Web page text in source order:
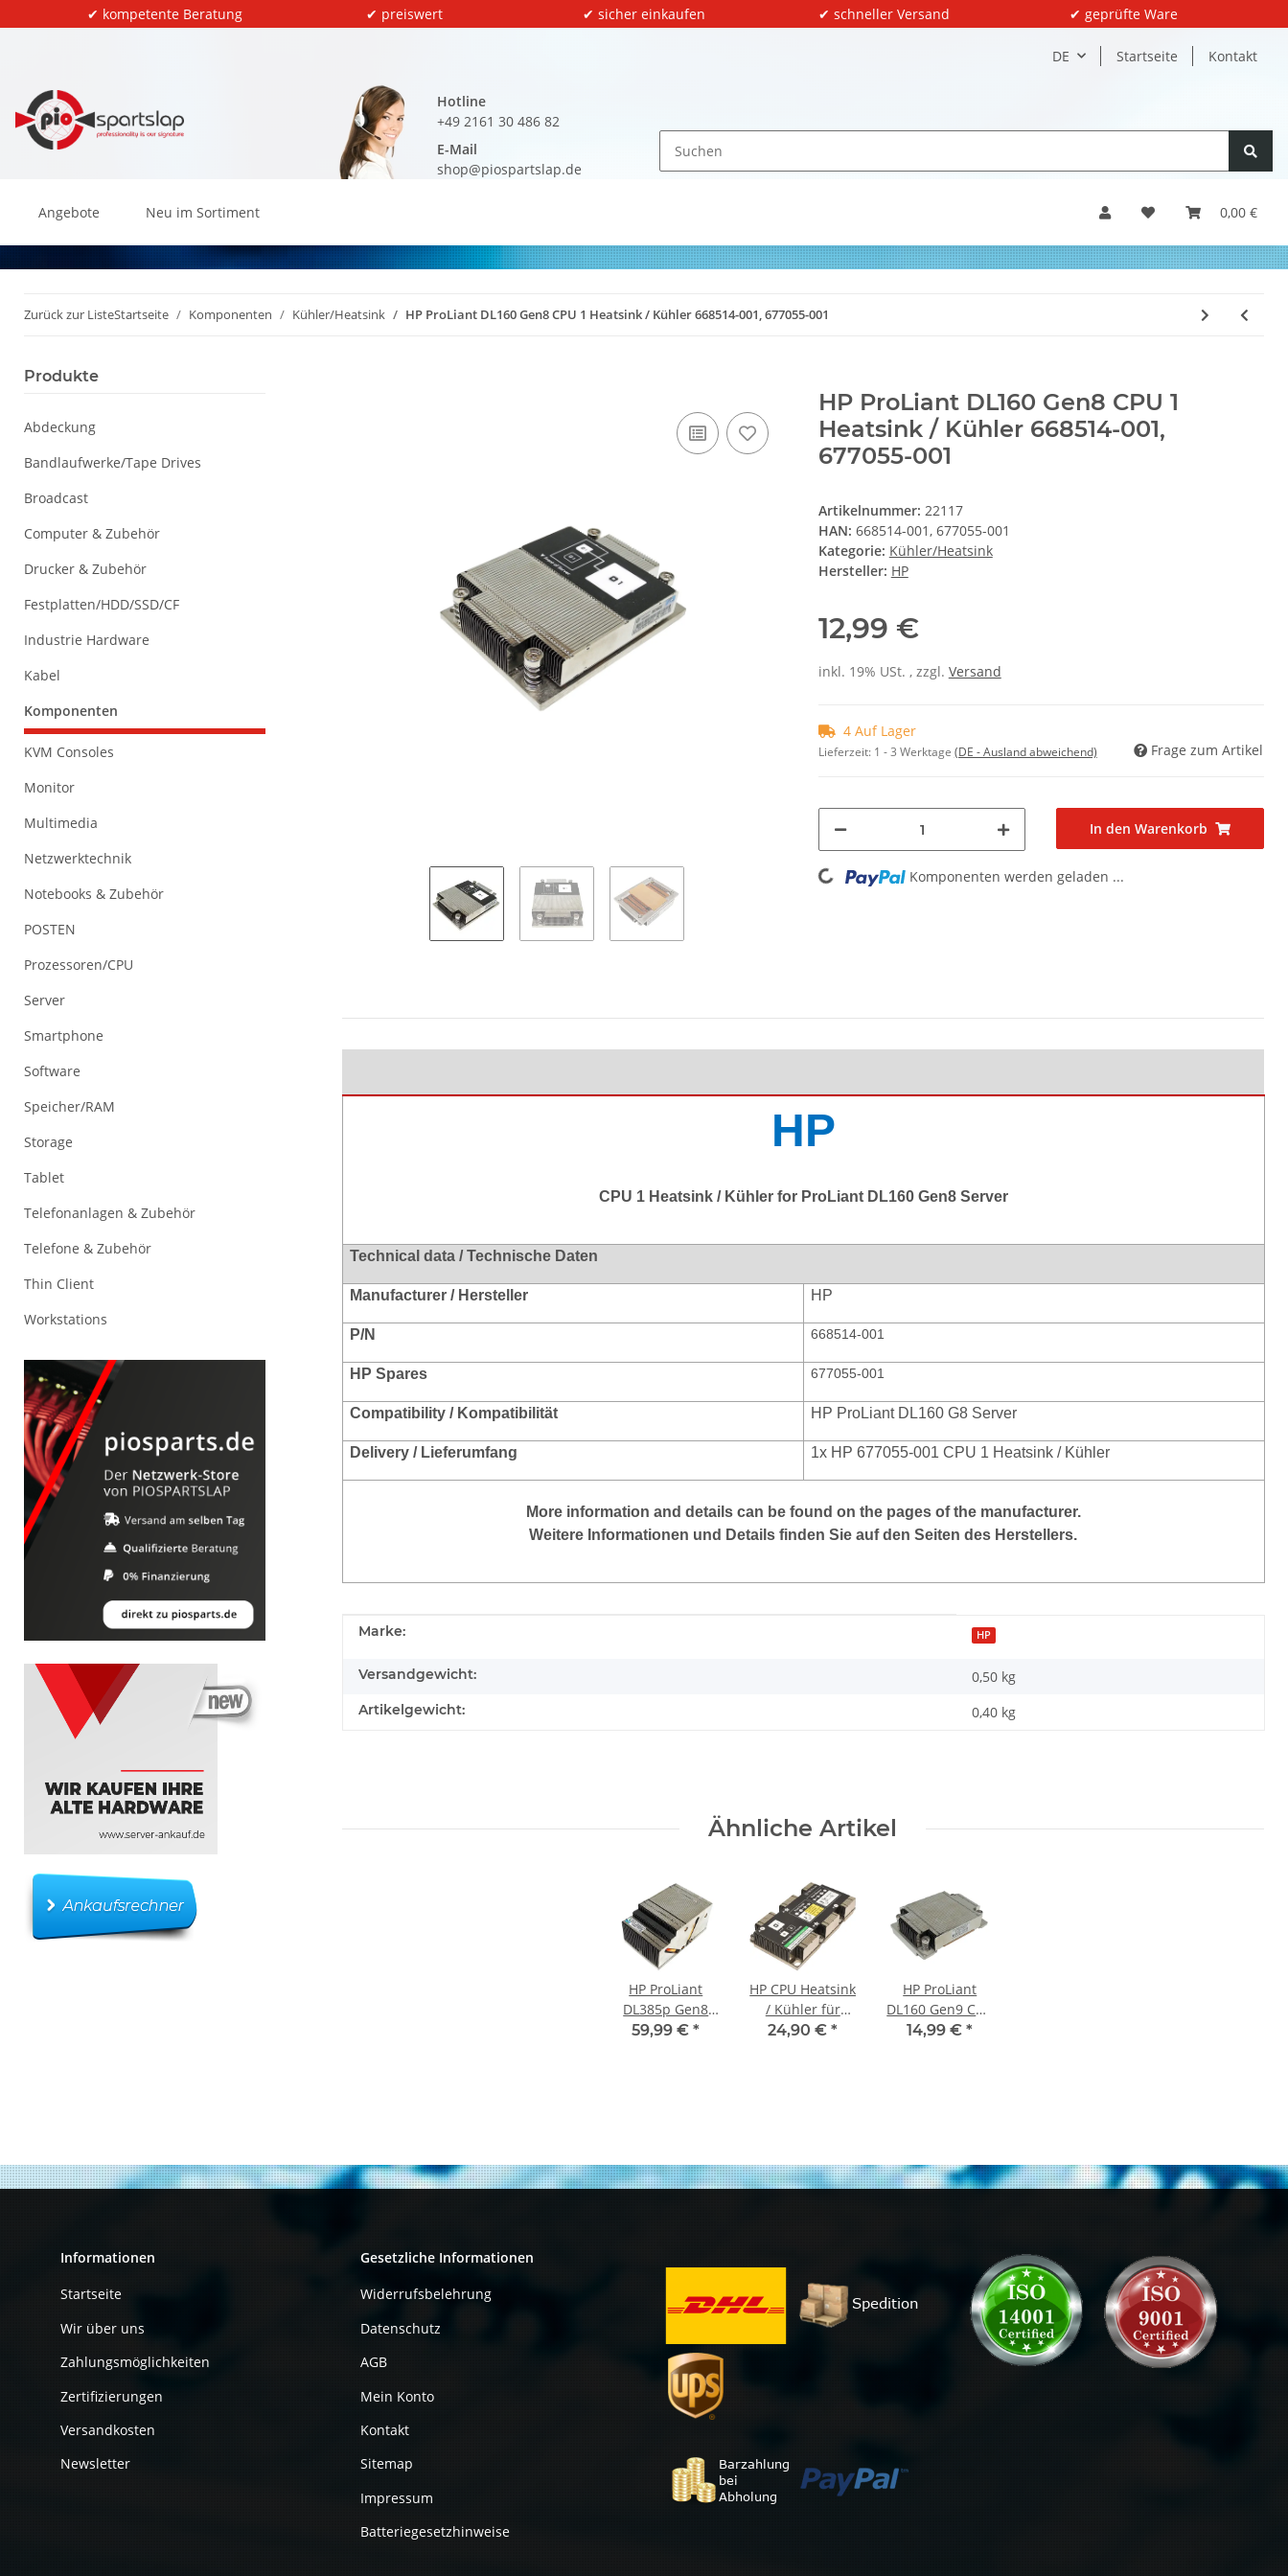
✔ kompetente Beratung ✔ preiswert ✔ sicher einkaufen ✔ schneller Versand ✔ geprüfte Ware
DE Startseite Kontakt
Hotline
+49 2161 30 486 82
E-Mail
shop@piospartslap.de
0,00 €
Angebote Neu im Sortiment
Zurück zur ListeStartseite Komponenten Kühler/Heatsink HP ProLiant DL160 Gen8 CPU 1 Heatsink / Kühler 668514-001, 677055-001
HP ProLiant DL160 Gen8 CPU 1
Heatsink / Kühler 668514-001,
677055-001
Artikelnummer: 22117
HAN: 668514-001, 677055-001
Kategorie: Kühler/Heatsink
Hersteller: HP
12,99 €
inkl. 19% USt. , zzgl. Versand
4 Auf Lager
Lieferzeit: 1 - 3 Werktage (DE - Ausland abweichend) Frage zum Artikel
In den Warenkorb
Loading... Komponenten werden geladen ...
HP
CPU 1 Heatsink / Kühler for ProLiant DL160 Gen8 Server
Technical data / Technische Daten
Manufacturer / Hersteller HP
P/N 668514-001
HP Spares 677055-001
Compatibility / Kompatibilität HP ProLiant DL160 G8 Server
Delivery / Lieferumfang 1x HP 677055-001 CPU 1 Heatsink / Kühler
More information and details can be found on the pages of the manufacturer.
Weitere Informationen und Details finden Sie auf den Seiten des Herstellers.
Produkteigenschaft
Wert
Marke: HP
Versandgewicht: 0,50 kg
Artikelgewicht: 0,40 kg
Ähnliche Artikel
HP ProLiant
DL385p Gen8
CPU Heatsink /
59,99 €*
HP CPU Heatsink
/ Kühler für
ProLiant XL170r,
24,90 €*
HP ProLiant
DL160 Gen9 CPU
Heatsink /
14,99 €*
Produkte
Abdeckung
Bandlaufwerke/Tape Drives
Broadcast
Computer & Zubehör
Drucker & Zubehör
Festplatten/HDD/SSD/CF
Industrie Hardware
Kabel
Komponenten
KVM Consoles
Monitor
Multimedia
Netzwerktechnik
Notebooks & Zubehör
POSTEN
Prozessoren/CPU
Server
Smartphone
Software
Speicher/RAM
Storage
Tablet
Telefonanlagen & Zubehör
Telefone & Zubehör
Thin Client
Workstations
Informationen
Startseite
Wir über uns
Zahlungsmöglichkeiten
Zertifizierungen
Versandkosten
Newsletter
Gesetzliche Informationen
Widerrufsbelehrung
Datenschutz
AGB
Mein Konto
Kontakt
Sitemap
Impressum
Batteriegesetzhinweise